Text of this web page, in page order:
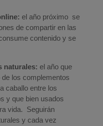
el año próximo se
de compartir en las
contenido y se
naturales: el año que
los complementos
caballo entre los
y que bien usados
vida. Seguirán
y cada vez